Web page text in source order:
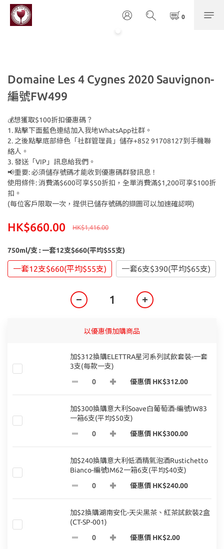
Domaine Les 4 Cygnes 2020 Sauvignon-
編號FW499
💰想獲取$100折扣優惠碼？
1. 點擊下面藍色連結加入我地WhatsApp社群。
2. 之後點擊底部綠色「社群管理員」儲存+852 91708127到手機聯
絡人。
3. 發送「VIP」訊息給我們。
📢重要: 必須儲存號碼才能收到優惠碼群發訊息！
使用條件: 消費滿$600可享$50折扣，全單消費滿$1,200可享$100折
扣。
(每位客戶限取一次，提供已儲存號碼的擷圖可以加速確認啊)
HK$1,416.00
HK$660.00
750ml/支 : 一套12支$660(平均$55支)
一套12支$660(平均$55支) 一套6支$390(平均$65支)
以優惠價加購商品
加$312換購ELETTRA星河系列試飲套裝-一套
3支(每款一支)
優惠價 HK$312.00
加$300換購意大利Soave白葡萄酒-編號IW83
一箱6支(平均$50支)
優惠價 HK$300.00
加$240換購意大利低酒精氣泡酒Rustichetto
Bianco-編號IM62一箱6支(平均$40支)
優惠價 HK$240.00
加$2換購湖南安化-天尖黑茶、紅茶試飲裝2盒
(CT-SP-001)
優惠價 HK$2.00